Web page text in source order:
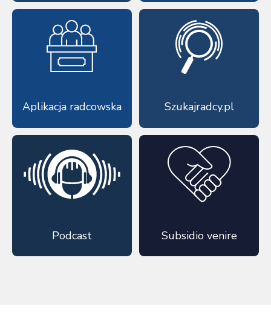
Aplikacja radcowska Szukajradcy.pl
Podcast Subsidio venire